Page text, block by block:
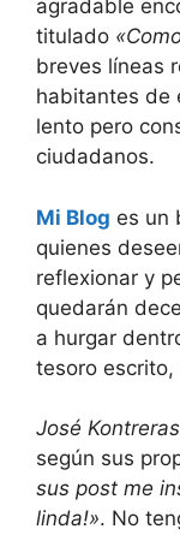
agradable
titulado
breves líneas
habitantes de
lento pero
ciudadanos.
Mi Blog es un
quienes
reflexionar y
quedarán
a hurgar
tesoro escrito,
José Kontreras
según sus
sus post me
linda!». No